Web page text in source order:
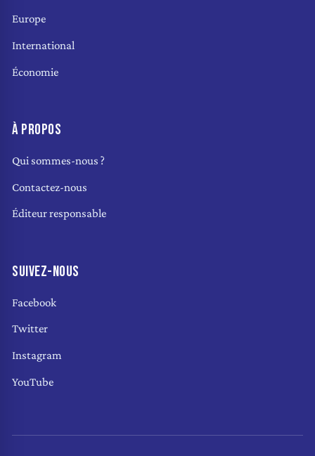
Europe
International
Économie
À PROPOS
Qui sommes-nous ?
Contactez-nous
Éditeur responsable
SUIVEZ-NOUS
Facebook
Twitter
Instagram
YouTube